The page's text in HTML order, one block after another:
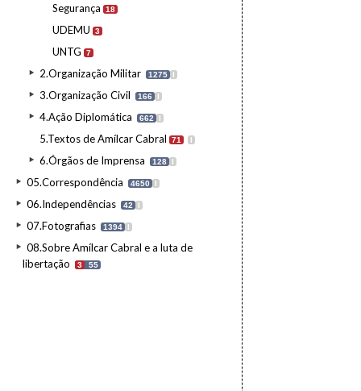
Segurança 18
UDEMU 3
UNTG 7
2.Organização Militar 1275 I
3.Organização Civil 166 I
4.Ação Diplomática 662 I
5.Textos de Amílcar Cabral 71 I
6.Órgãos de Imprensa 128 I
05.Correspondência 4650 I
06.Independências 42 I
07.Fotografias 1394 I
08.Sobre Amílcar Cabral e a luta de
libertação
3 55